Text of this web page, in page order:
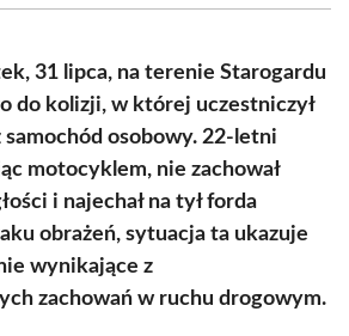
31 lipca, na terenie Starogardu
do kolizji, w której uczestniczył
osobowy. 22-letni
motocyklem, nie zachował
i najechał na tył forda
obrażeń, sytuacja ta ukazuje
wynikające z
zachowań w ruchu drogowym.